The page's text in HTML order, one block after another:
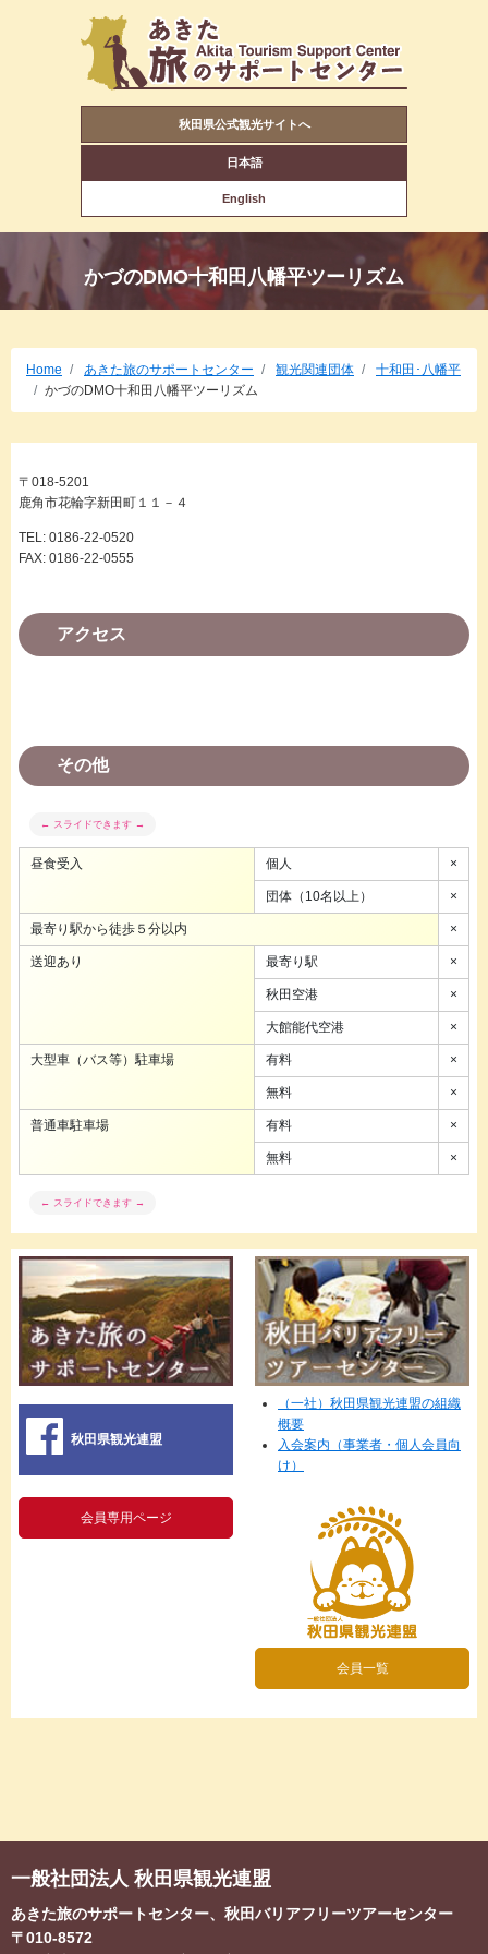
秋田県公式観光サイトへ
日本語
English
かづのDMO十和田八幡平ツーリズム
Home あきた旅のサポートセンター 観光関連団体
十和田･八幡平
かづのDMO十和田八幡平ツーリズム
〒018-5201
鹿角市花輪字新田町１１－４
TEL: 0186-22-0520
FAX: 0186-22-0555
アクセス
その他
昼食受入 個人 ×
団体（10名以上） ×
最寄り駅から徒歩５分以内 ×
送迎あり 最寄り駅 ×
秋田空港 ×
大館能代空港 ×
大型車（バス等）駐車場 有料 ×
無料 ×
普通車駐車場 有料 ×
無料 ×
秋田県観光連盟
（一社）秋田県観光連盟の組織
概要
入会案内（事業者・個人会員向
け）
会員専用ページ
会員一覧
一般社団法人 秋田県観光連盟
あきた旅のサポートセンター、秋田バリアフリーツアーセンター
〒010-8572